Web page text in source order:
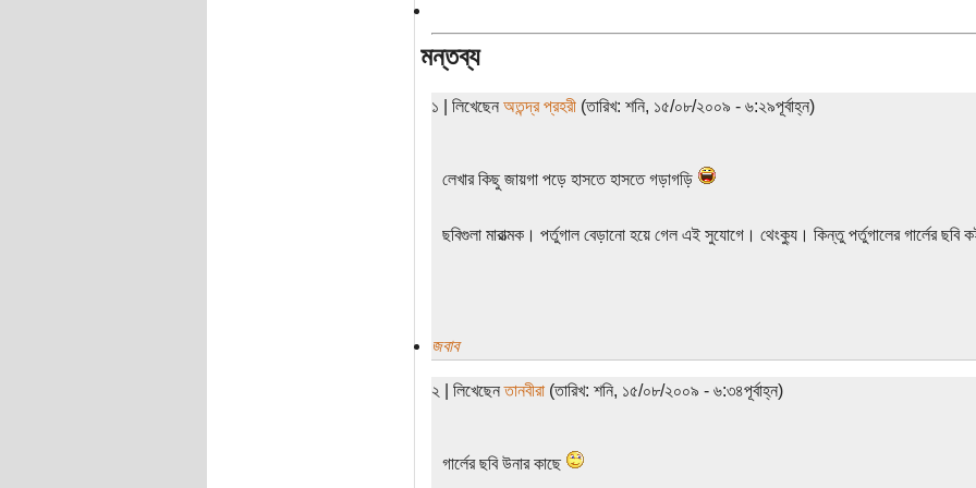
মন্তব্য
১ | লিখেছেন অতন্দ্র প্রহরী(তারিখ: শনি, ১৫/০৮/২০০৯ - ৬:২৯পূর্বাহ্ন)
লেখার কিছু জায়গা পড়ে হাসতে হাসতে গড়াগড়ি
ছবিগুলা মারাত্মক। পর্তুগাল বেড়ানো হয়ে গেল এই সুযোগে। থেংক্যু। কিন্তু পর্তুগালের গার্লের ছবি
জবাব
২ | লিখেছেনতানবীরা(তারিখ: শনি, ১৫/০৮/২০০৯ - ৬:৩৪পূর্বাহ্ন)
গার্লের ছবি উনার কাছে